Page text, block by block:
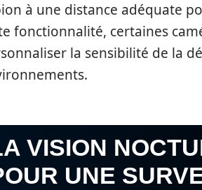
à une distance adéquate
fonctionnalité, certaines
la sensibilité de la
VISION
UNE